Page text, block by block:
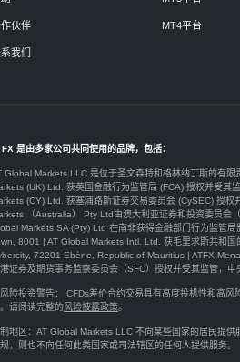
伙伴
我们
MT4平台
是由多家公司共同使用的品牌，包括：
Global Markets LLC 是位于圣文森特和格林纳丁斯的有
(UK) Ltd. 获英国金融行为监管局 (FCA) 授权并受
(CY) Ltd. 获塞浦路斯证券交易委员会 (CySEC) 授
（Australia） Pty Ltd由澳大利亚证券和投资委员
Markets SA (Pty) Ltd 在南非获得金融部门行为监管
8001 | AT Global Markets Intl. Ltd. 获毛里求斯共和
72201 Ebène, Republic of Mauritius | ATFX
证券及期货事务监察委员会（SFC）授权并受其监管，
险投资警告： CFDs差价合约交易具有高度投机性和高
。请阅读完整的风险披露政策。
制地区：AT Global Markets LLC 不向某些国家的居民提
，则也不向任何此类国家或司法辖区的任何人提供服务。